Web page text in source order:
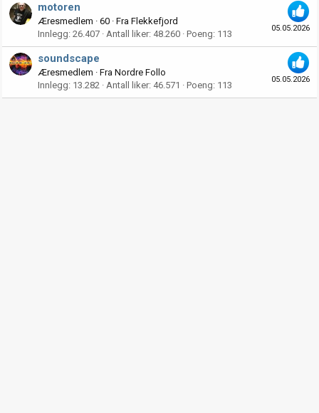
05.05.2026
motoren
Æresmedlem · 60 · Fra Flekkefjord
Innlegg 26.407 Antall liker 48.260 Poeng 113
05.05.2026
soundscape
Æresmedlem · Fra Nordre Follo
Innlegg 13.282 Antall liker 46.571 Poeng 113